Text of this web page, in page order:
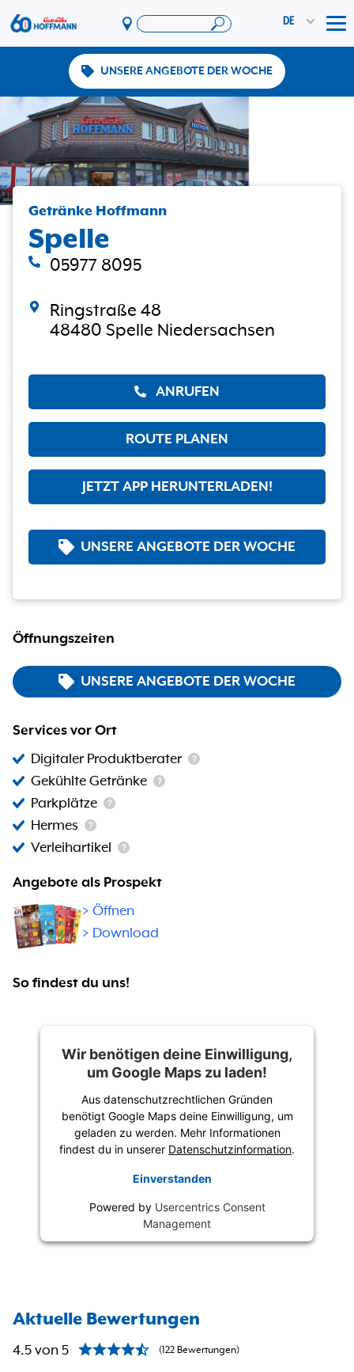
DE
Angebote & Aktionen
App
PAYBACK
Vereinswelt
DosenExpress
HoffmannBringts
Services
Unternehmen
UNSERE ANGEBOTE DER WOCHE
Getränke Hoffmann
Spelle
05977 8095
Ringstraße 48
48480 Spelle Niedersachsen
ANRUFEN
ROUTE PLANEN
JETZT APP HERUNTERLADEN!
UNSERE ANGEBOTE DER WOCHE
Öffnungszeiten
UNSERE ANGEBOTE DER WOCHE
Services vor Ort
Digitaler Produktberater
Gekühlte Getränke
Parkplätze
Hermes
Verleihartikel
Angebote als Prospekt
> Öffnen
> Download
So findest du uns!
Wir benötigen deine Einwilligung,
um Google Maps zu laden!
Aus datenschutzrechtlichen Gründen
benötigt Google Maps deine Einwilligung, um
geladen zu werden. Mehr Informationen
findest du in unserer Datenschutzinformation.
Einverstanden
Powered by Usercentrics Consent
Management
Aktuelle Bewertungen
4.5 von 5 (122 Bewertungen)